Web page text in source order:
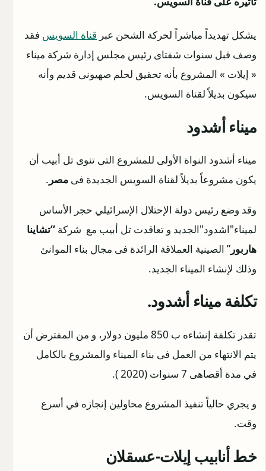
يشكل تهديداً مباشراً لحركة الشحن عبر قناة السويس فقد
وصف قبل سنوات شفتاى رئيس مجلس إدارة شركة ميناء
« إيلات » المشروع بأنه تحقيق لحلم صهيونى قديم وأنه
سيكون بديلاً لقناة السويس.
ميناء أشدود
ميناء أشدود النواة الأولى للمشروع التى تنوى تل أبيب أن
يكون مشروعاً بديلاً لقناة السويس الجديدة فى مصر .
وقد وضع رئيس دولة الإحتلال الإسرائيلي حجر الأساس
لميناء"اشدود"الجديد و تعاقدت تل أبيب مع شركة “تشاينا
هاربور ” الصينية العملاقة الرائدة فى مجال بناء الموانئ
وذلك لإنشاء الميناء الجديد.
تكلفة ميناء أشدود.
تقدر تكلفة إنشاءه ب 850 مليون دولار، و من المفترض أن
يتم الانتهاء من العمل فى بناء الميناء والمشروع بالكامل
في مدة أقصاهى 7 سنوات (2020 ).
و يجري حالياً تنفيذ المشروع محاولين إنجازه في أسرع
وقت.
خط أنابيب إيلات-عسقلان